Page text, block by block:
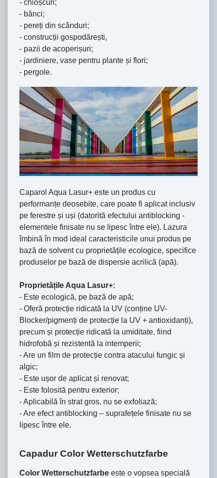
- chioșcuri;
- bănci;
- pereți din scânduri;
- construcții gospodărești,
- pazii de acoperișuri;
- jardiniere, vase pentru plante și flori;
- pergole.
Caparol Aqua Lasur+ este un produs cu
performanțe deosebite, care poate fi aplicat inclusiv
pe ferestre și uși (datorită efectului antiblocking -
elementele finisate nu se lipesc între ele). Lazura
îmbină în mod ideal caracteristicile unui produs pe
bază de solvent cu proprietățile ecologice, specifice
produselor pe bază de dispersie acrilică (apă).
Proprietățile Aqua Lasur+:
- Este ecologică, pe bază de apă;
- Oferă protecție ridicată la UV (conține UV-
Blocker/pigmenți de protecție la UV + antioxidanți),
precum și protecție ridicată la umiditate, fiind
hidrofobă și rezistentă la intemperii;
- Are un film de protecție contra atacului fungic și
algic;
- Este ușor de aplicat și renovat;
- Este folosită pentru exterior;
- Aplicabilă în strat gros, nu se exfoliază;
- Are efect antiblocking – suprafețele finisate nu se
lipesc între ele.
Capadur Color Wetterschutzfarbe
Color Wetterschutzfarbe este o vopsea specială